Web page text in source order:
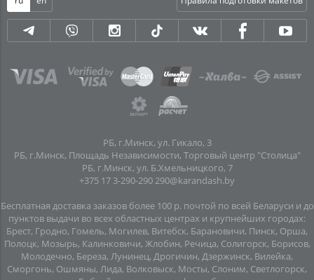
РБ, г.Минск, ул. Гикало, 3
РБ, г.Минск, Площадь Независимости, Торговый центр "Столица"
РБ, г.Минск, ул. Б.Хмельницкого, 7
+375 17 3-290-290 290@karandash.by
Бесплатная доставка заказов более 100 р. почтой по всей Беларуси и до
пунктов выдачи во всех областных центрах и крупнейших городах:
Брест, Гродно, Гомель, Могилев, Витебск, Барановичи, Пинск, Орша,
Полоцк, Мозырь, Калинковичи, Жлобин, Речица, Солигорск, Борисов,
Молодечно, Береза, Лунинец, Дрогичин, Дзержинск, Вилейка,
Сморгонь, Ошмяны, Лида, Волковыск, Мосты, Слоним, Светлогорск,